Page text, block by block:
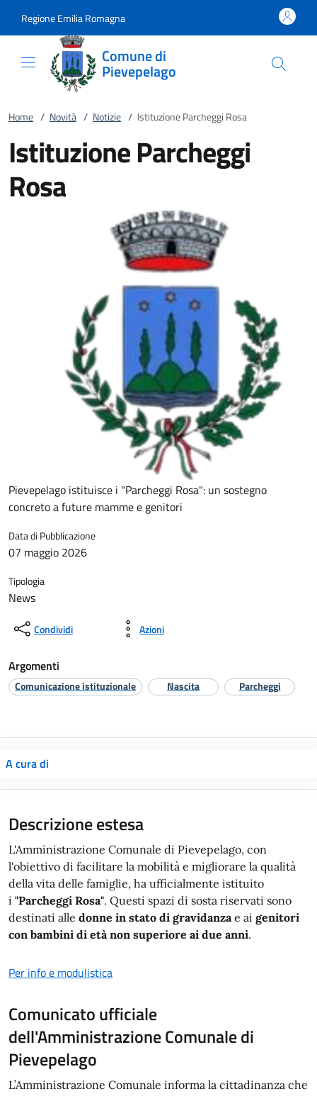
Regione Emilia Romagna
Comune di
Pievepelago
Home / Novità / Notizie / Istituzione Parcheggi Rosa
Istituzione Parcheggi
Rosa
Pievepelago istituisce i "Parcheggi Rosa": un sostegno
concreto a future mamme e genitori
Data di Pubblicazione
07 maggio 2026
Tipologia
News
Condividi Azioni
Argomenti
Comunicazione istituzionale Nascita Parcheggi
A cura di
Descrizione estesa
L'Amministrazione Comunale di Pievepelago, con
l'obiettivo di facilitare la mobilità e migliorare la qualità
della vita delle famiglie, ha ufficialmente istituito
i "Parcheggi Rosa". Questi spazi di sosta riservati sono
destinati alle donne in stato di gravidanza e ai genitori
con bambini di età non superiore ai due anni.
Per info e modulistica
Comunicato ufficiale
dell'Amministrazione Comunale di
Pievepelago
L’Amministrazione Comunale informa la cittadinanza che